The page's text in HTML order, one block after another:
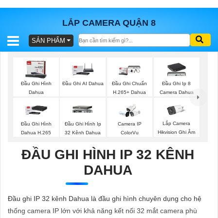
LẮP CAMERA QUẬN 8
BÁO
GÓI
SẢN
VẤN
LẮP
SẢN PHẨM
Đầu Ghi Hình
Dahua
Đầu Ghi AI Dahua
Đầu Ghi Chuẩn
H.265+ Dahua
Đầu Ghi Ip 8
Camera Dahua
Đầu Ghi Hình
Dahua H.265
Đầu Ghi Hình Ip
32 Kênh Dahua
Camera IP
ColorVu
Lắp Camera
Hikvision Ghi Âm
ĐẦU GHI HÌNH IP 32 KÊNH
DAHUA
Đầu ghi IP 32 kênh Dahua là đầu ghi hình chuyên dụng cho hệ
thống camera IP lớn với khả năng kết nối 32 mắt camera phù